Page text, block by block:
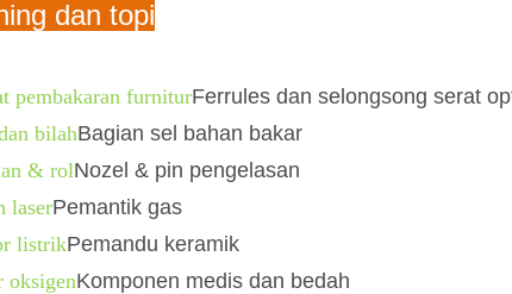
dan topi
pembakaran furniturFerrules dan selongsong serat
bilahBagian sel bahan bakar
& rolNozel & pin pengelasan
laserPemantik gas
listrikPemandu keramik
oksigenKomponen medis dan bedah